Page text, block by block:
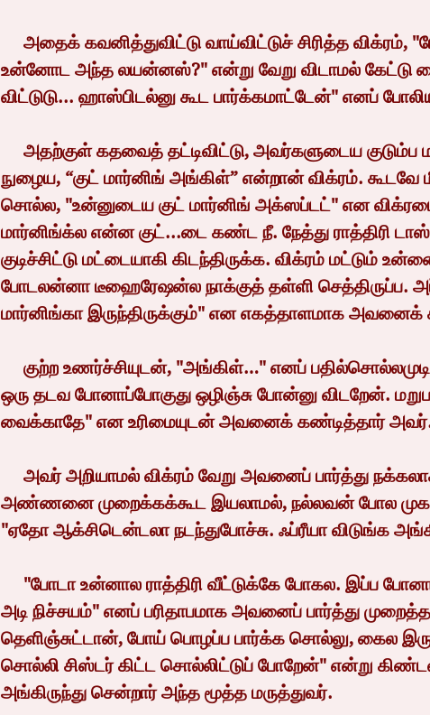
உன்னோட அந்த லயன்னஸ்?" என்று வேறு விடாமல் கேட்டு
விட்டுடு... ஹாஸ்பிடல்னு கூட பார்க்கமாட்டேன்" எனப்
நுழைய, “குட் மார்னிங் அங்கிள்” என்றான் விக்ரம்.
சொல்ல, "உன்னுடைய குட் மார்னிங் அக்ஸப்டட்" என
மார்னிங்க்ல என்ன குட்...டை கண்ட நீ. நேத்து ராத்திரி
குடிச்சிட்டு மட்டையாகி கிடந்திருக்க. விக்ரம் மட்டும்
போடலன்னா டீஹைரேஷன்ல நாக்குத் தள்ளி செத்திருப்ப.
மார்னிங்கா இருந்திருக்கும்" என எகத்தாளமாக அவனைக்
ஒரு தடவ போனாப்போகுது ஒழிஞ்சு போன்னு விடறேன்.
வைக்காதே" என உரிமையுடன் அவனைக் கண்டித்தார்
அண்ணனை முறைக்கக்கூட இயலாமல், நல்லவன் போல
"ஏதோ ஆக்சிடென்டலா நடந்துபோச்சு. ஃப்ரீயா விடுங்க
அடி நிச்சயம்" எனப் பரிதாபமாக அவனைப் பார்த்து
தெளிஞ்சுட்டான், போய் பொழப்ப பார்க்க சொல்லு, கைல
சொல்லி சிஸ்டர் கிட்ட சொல்லிட்டுப் போறேன்" என்று
அங்கிருந்து சென்றார் அந்த மூத்த மருத்துவர்.